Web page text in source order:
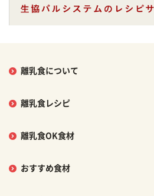
離乳食について
離乳食レシピ
離乳食OK食材
おすすめ食材